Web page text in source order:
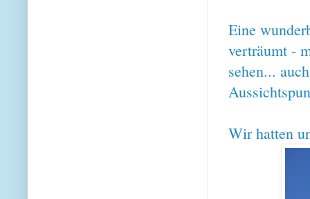
Eine
verträumt -
sehen...
Wir hatten